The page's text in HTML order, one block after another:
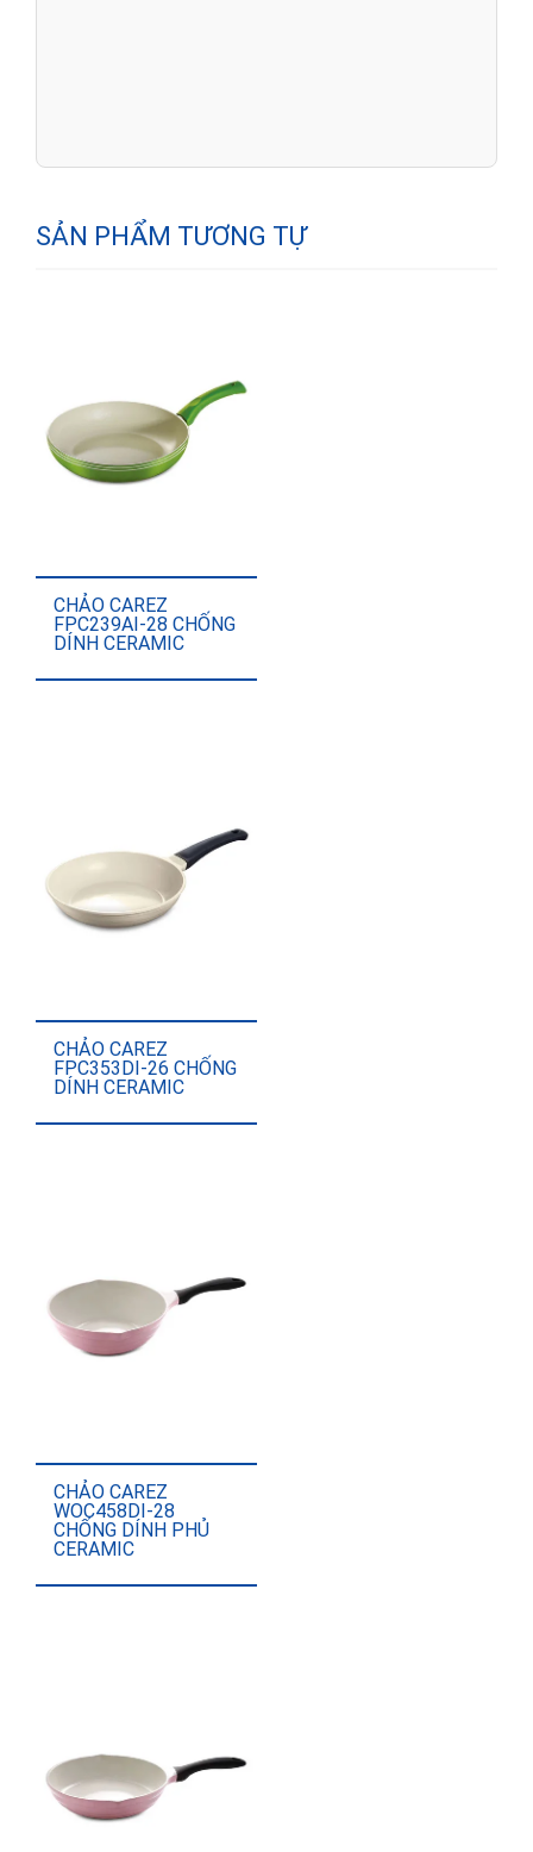
SẢN PHẨM TƯƠNG TỰ
CHẢO CAREZ
FPC239AI-28 CHỐNG
DÍNH CERAMIC
CHẢO CAREZ
FPC353DI-26 CHỐNG
DÍNH CERAMIC
CHẢO CAREZ
WOC458DI-28
CHỐNG DÍNH PHỦ
CERAMIC